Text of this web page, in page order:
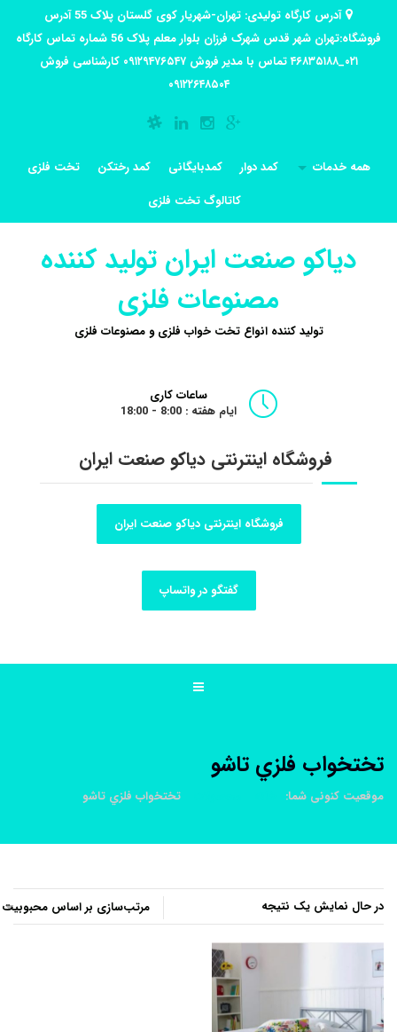
آدرس کارگاه تولیدی: تهران-شهریار کوی گلستان پلاک 55 آدرس
فروشگاه:تهران شهر قدس شهرک فرزان بلوار معلم پلاک 56 شماره تماس کارگاه
۰۲۱_۴۶۸۳۵۱۸۸ تماس با مدیر فروش ۰۹۱۲۹۴۷۶۵۴۷ کارشناسی فروش
۰۹۱۲۲۶۴۸۵۰۴
همه خدمات کمد دوار کمدبایگانی کمد رختکن
تخت فلزی
کاتالوگ تخت فلزی
دیاکو صنعت ایران تولید کننده
مصنوعات فلزی
تولید کننده انواع تخت خواب فلزی و مصنوعات فلزی
ساعات کاری
ایام هفته : 8:00 - 18:00
فروشگاه اینترنتی دیاکو صنعت ایران
فروشگاه اینترنتی دیاکو صنعت ایران
گفتگو در واتساپ
تختخواب فلزي تاشو
موقعیت کنونی شما: تختخواب فلزي تاشو
در حال نمایش یک نتیجه